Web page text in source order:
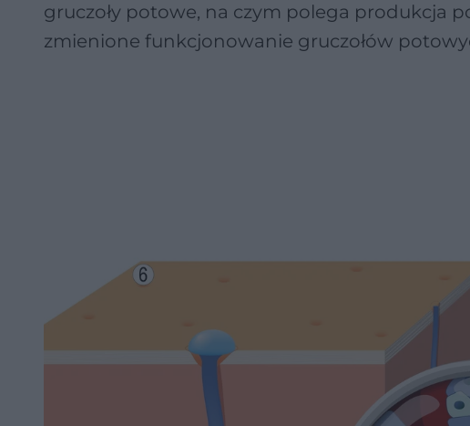
gruczoły potowe, na czym polega produkcja
zmienione funkcjonowanie gruczołów